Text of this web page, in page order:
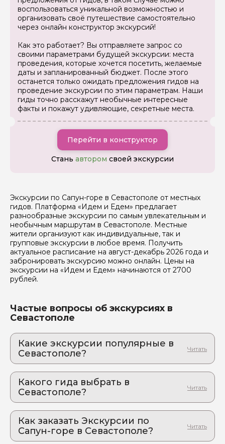
воспользоваться уникальной возможностью и
организовать своё путешествие самостоятельно
через онлайн конструктор экскурсий!
Как это работает? Вы отправляете запрос со
своими параметрами будущей экскурсии: места
проведения, которые хочется посетить, желаемые
даты и запланированный бюджет. После этого
останется только ожидать предложения гидов на
проведение экскурсии по этим параметрам. Наши
гиды точно расскажут необычные интересные
факты и покажут удивляющие, секретные места.
Перейти в конструктор
Стань автором своей экскурсии
Экскурсии по Сапун-горе в Севастополе от местных
гидов. Платформа «Идем и Едем» предлагает
разнообразные экскурсии по самым увлекательным и
необычным маршрутам в Севастополе. Местные
жители организуют как индивидуальные, так и
групповые экскурсии в любое время. Получить
актуальное расписание на август-декабрь 2026 года и
забронировать экскурсию можно онлайн. Цены на
экскурсии на «Идем и Едем» начинаются от 2700
рублей.
Частые вопросы об экскурсиях в
Севастополе
Какие экскурсии популярные в
Севастополе?
Захватывающее погружение в атмосферу
Севастополя – легендарного города-героя,
окутанного морской романтикой.
2. Ялта 1945: по следам Сталина, Черчилля и
Рузвельта. Драма, интриги, исторические
решения
Где рождался новый мировой порядок: экскурсия
Какого гида выбрать в
Севастополе?
2. Юлия.Д 176
Как заказать Экскурсии по
Сапун-горе в Севастополе?
Как вас зовут
Ваша электронная почта
Вопросы и комментарии
Я даю своё согласие на обработку персональных
данных